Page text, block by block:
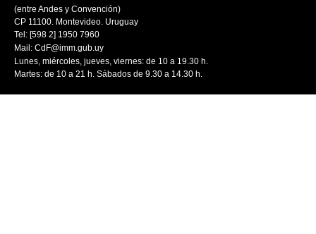
(entre Andes y Convención)
CP 11100. Montevideo. Uruguay
Tel: [598 2] 1950 7960
Mail: CdF@imm.gub.uy
Lunes, miércoles, jueves, viernes: de 10 a 19.30 h.
Martes: de 10 a 21 h. Sábados de 9.30 a 14.30 h.